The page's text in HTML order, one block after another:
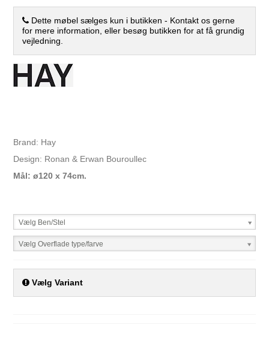
Dette møbel sælges kun i butikken - Kontakt os gerne
for mere information, eller besøg butikken for at få grundig
vejledning.
Brand: Hay
Design: Ronan & Erwan Bouroullec
Mål: ø120 x 74cm.
Vælg Ben/Stel
Vælg Overflade type/farve
Vælg Variant